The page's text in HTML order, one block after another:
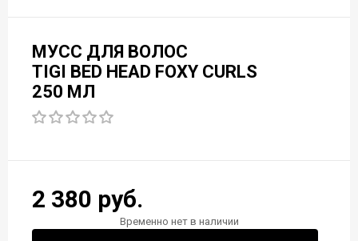
МУСС ДЛЯ ВОЛОС
TIGI BED HEAD FOXY CURLS
250 МЛ
2 380 руб.
Временно нет в наличии